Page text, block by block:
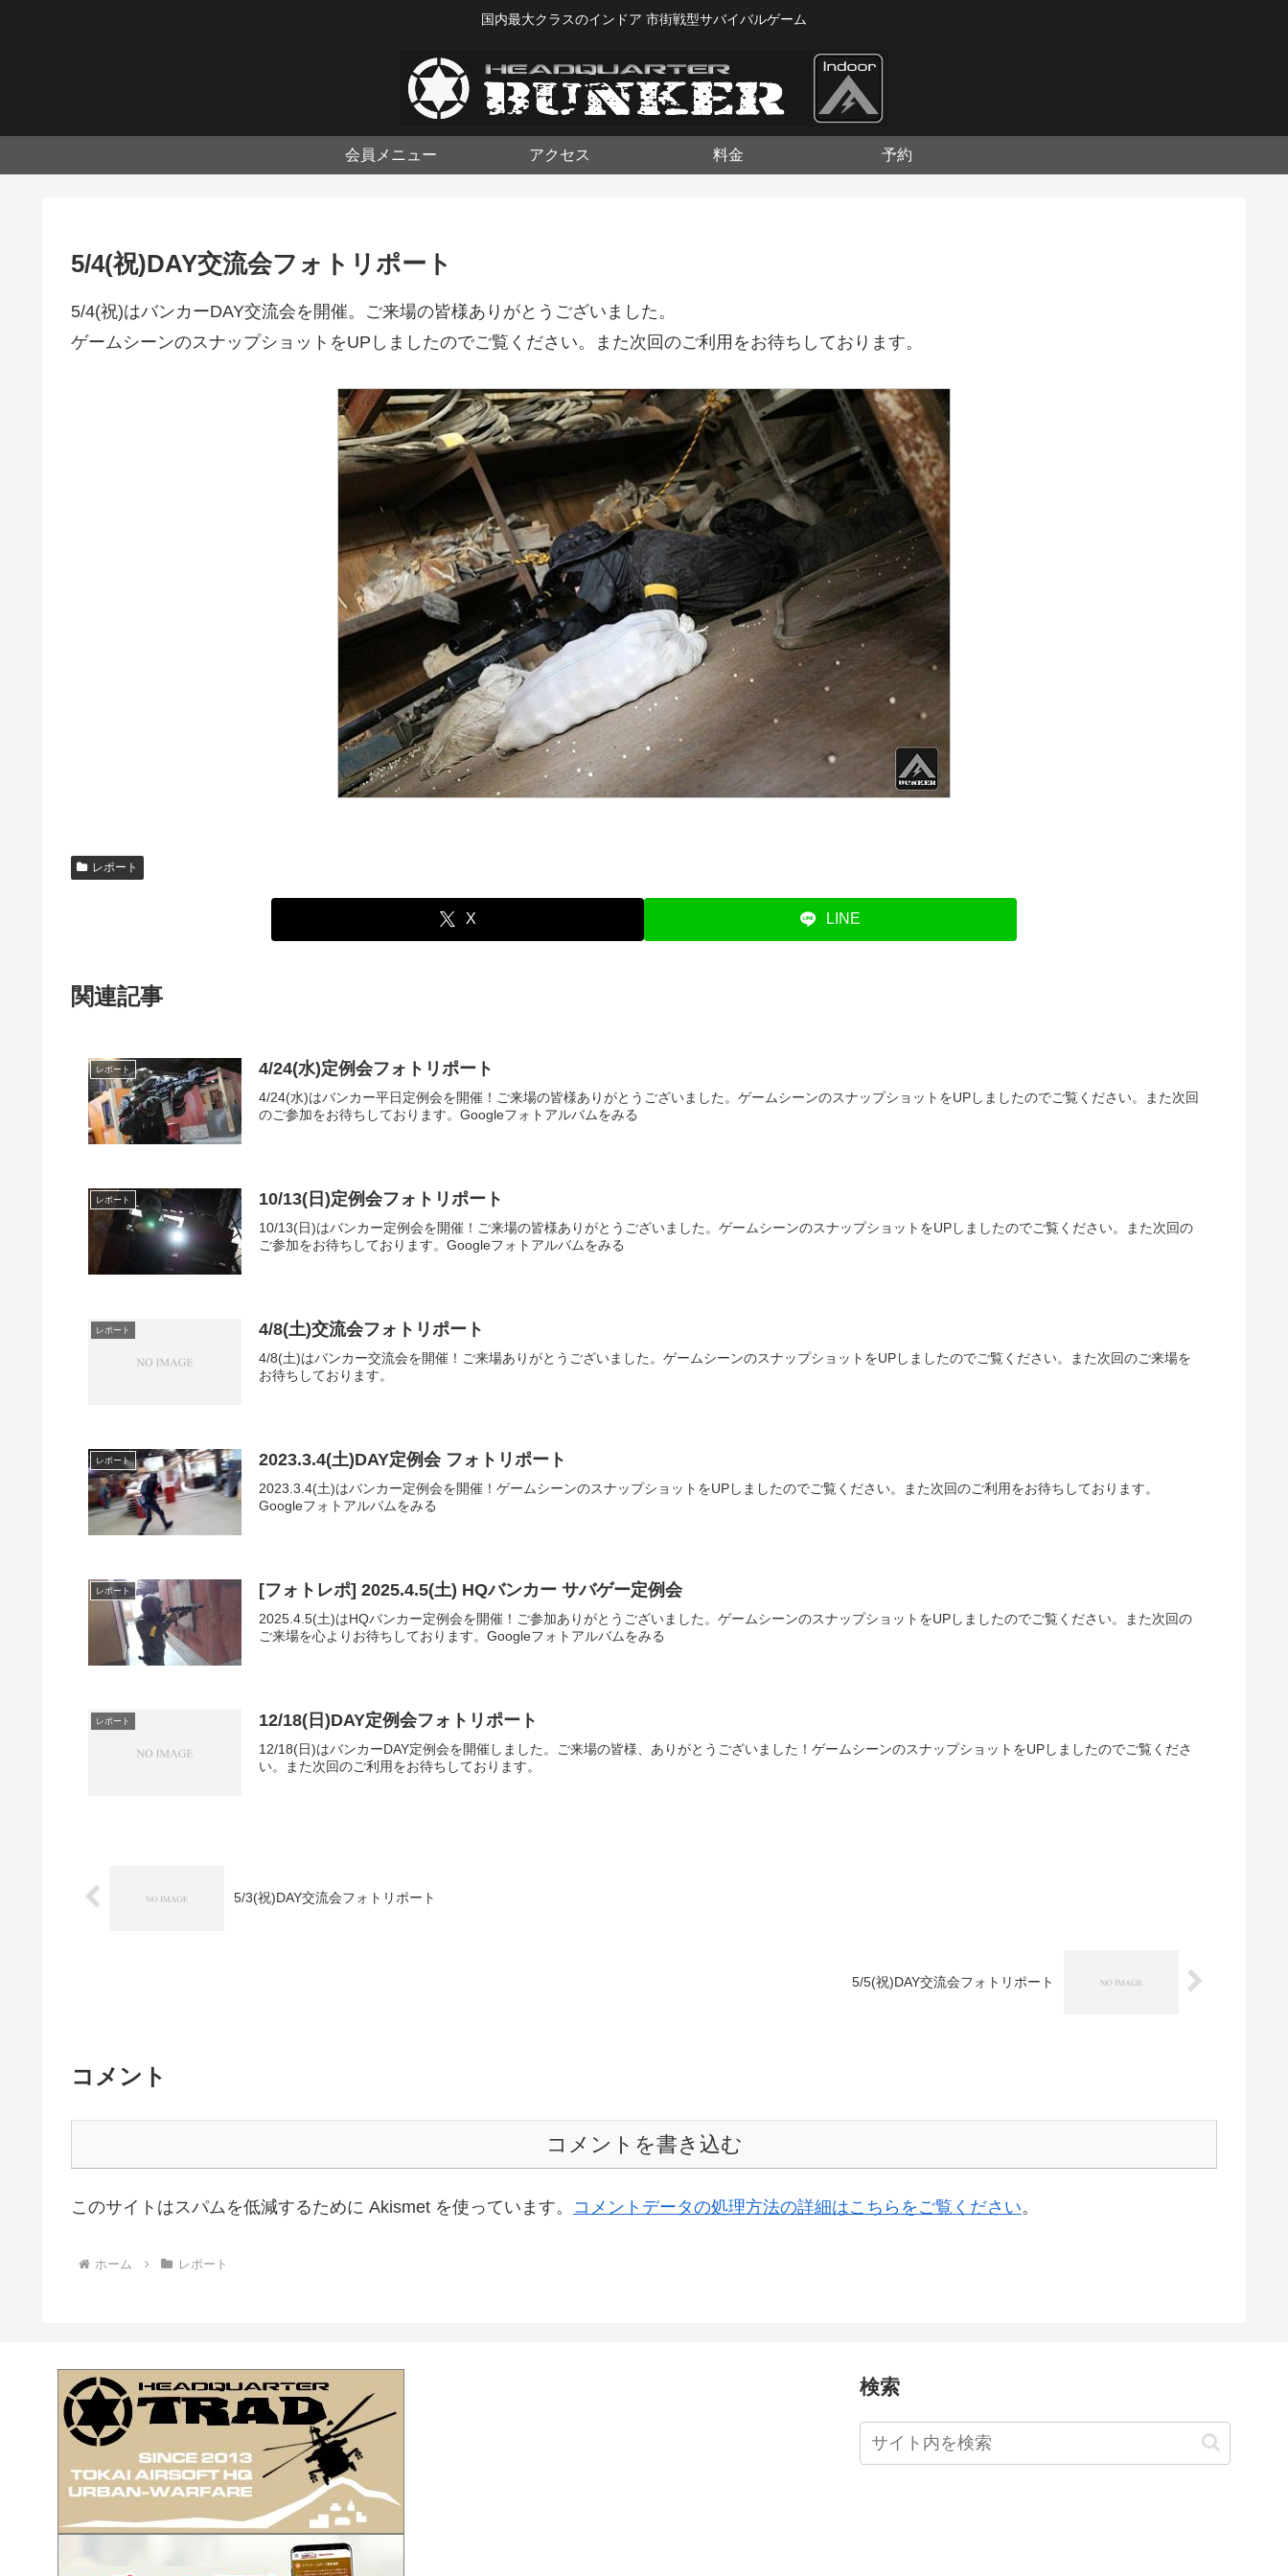
国内最大クラスのインドア 市街戦型サバイバルゲーム
会員メニュー アクセス 料金 予約
5/4(祝)DAY交流会フォトリポート
5/4(祝)はバンカーDAY交流会を開催。ご来場の皆様ありがとうございました。
ゲームシーンのスナップショットをUPしましたのでご覧ください。また次回のご利用をお待ちしております。
レポート
X LINE
関連記事
レポート 4/24(水)定例会フォトリポート
4/24(水)はバンカー平日定例会を開催！ご来場の皆様ありがとうございました。ゲームシーンのスナップショットをUPしましたのでご覧ください。また次回
のご参加をお待ちしております。Googleフォトアルバムをみる
レポート 10/13(日)定例会フォトリポート
10/13(日)はバンカー定例会を開催！ご来場の皆様ありがとうございました。ゲームシーンのスナップショットをUPしましたのでご覧ください。また次回の
ご参加をお待ちしております。Googleフォトアルバムをみる
レポート 4/8(土)交流会フォトリポート
4/8(土)はバンカー交流会を開催！ご来場ありがとうございました。ゲームシーンのスナップショットをUPしましたのでご覧ください。また次回のご来場を
お待ちしております。
レポート 2023.3.4(土)DAY定例会 フォトリポート
2023.3.4(土)はバンカー定例会を開催！ゲームシーンのスナップショットをUPしましたのでご覧ください。また次回のご利用をお待ちしております。
Googleフォトアルバムをみる
レポート [フォトレポ] 2025.4.5(土) HQバンカー サバゲー定例会
2025.4.5(土)はHQバンカー定例会を開催！ご参加ありがとうございました。ゲームシーンのスナップショットをUPしましたのでご覧ください。また次回の
ご来場を心よりお待ちしております。Googleフォトアルバムをみる
レポート 12/18(日)DAY定例会フォトリポート
12/18(日)はバンカーDAY定例会を開催しました。ご来場の皆様、ありがとうございました！ゲームシーンのスナップショットをUPしましたのでご覧くださ
い。また次回のご利用をお待ちしております。
5/3(祝)DAY交流会フォトリポート
5/5(祝)DAY交流会フォトリポート
コメント
コメントを書き込む
このサイトはスパムを低減するために Akismet を使っています。 コメントデータの処理方法の詳細はこちらをご覧ください。
ホーム レポート
検索